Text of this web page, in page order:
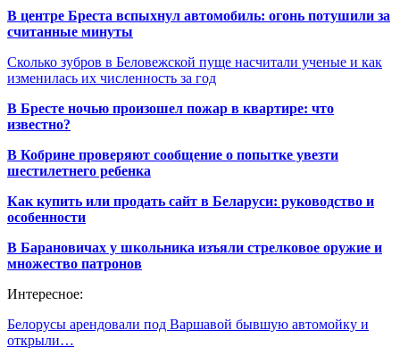
В центре Бреста вспыхнул автомобиль: огонь потушили за
считанные минуты
Сколько зубров в Беловежской пуще насчитали ученые и как
изменилась их численность за год
В Бресте ночью произошел пожар в квартире: что
известно?
В Кобрине проверяют сообщение о попытке увезти
шестилетнего ребенка
Как купить или продать сайт в Беларуси: руководство и
особенности
В Барановичах у школьника изъяли стрелковое оружие и
множество патронов
Интересное:
Белорусы арендовали под Варшавой бывшую автомойку и
открыли…